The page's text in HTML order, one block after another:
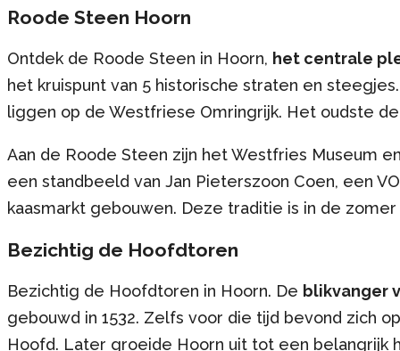
Roode Steen Hoorn
Ontdek de Roode Steen in Hoorn, het centrale
het kruispunt van 5 historische straten en
liggen op de Westfriese Omringrijk. Het oudste
Aan de Roode Steen zijn het Westfries Museum
een standbeeld van Jan Pieterszoon Coen, een
kaasmarkt gebouwen. Deze traditie is in de
Bezichtig de Hoofdtoren
Bezichtig de Hoofdtoren in Hoorn. De blikvanger
gebouwd in 1532. Zelfs voor die tijd bevond zich
Hoofd. Later groeide Hoorn uit tot een belangrijk